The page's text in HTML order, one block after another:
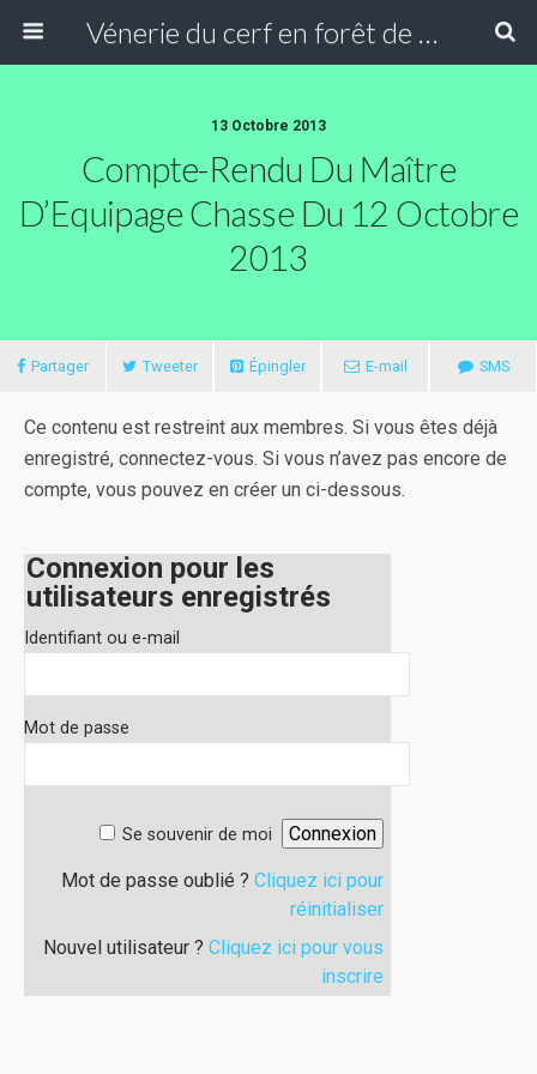
Vénerie du cerf en forêt de Compiègne
13 Octobre 2013
Compte-Rendu Du Maître
D’Equipage Chasse Du 12 Octobre
2013
Partager Tweeter Épingler E-mail SMS
Ce contenu est restreint aux membres. Si vous êtes déjà
enregistré, connectez-vous. Si vous n’avez pas encore de
compte, vous pouvez en créer un ci-dessous.
Connexion pour les
utilisateurs enregistrés
Identifiant ou e-mail
Mot de passe
Se souvenir de moi
Mot de passe oublié ? Cliquez ici pour
réinitialiser
Nouvel utilisateur ? Cliquez ici pour vous
inscrire